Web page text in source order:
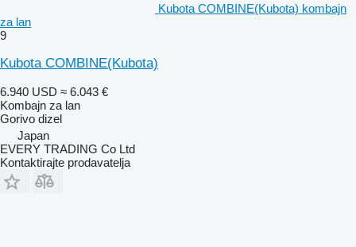
Kubota COMBINE(Kubota) kombajn
za lan
9
Kubota COMBINE(Kubota)
6.940 USD ≈ 6.043 €
Kombajn za lan
Gorivo dizel
Japan
EVERY TRADING Co Ltd
Kontaktirajte prodavatelja